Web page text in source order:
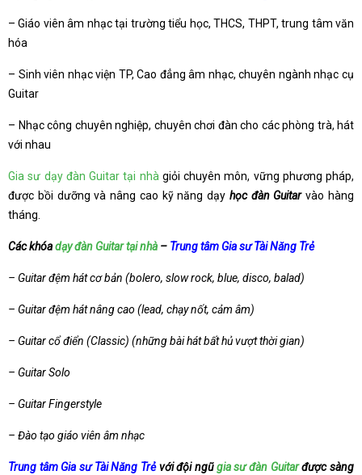
– Giáo viên âm nhạc tại trường tiểu học, THCS, THPT, trung tâm văn
hóa
– Sinh viên nhạc viện TP, Cao đẳng âm nhạc, chuyên ngành nhạc cụ
Guitar
– Nhạc công chuyên nghiệp, chuyên chơi đàn cho các phòng trà, hát
với nhau
Gia sư dạy đàn Guitar tại nhà giỏi chuyên môn, vững phương pháp,
được bồi dưỡng và nâng cao kỹ năng dạy học đàn Guitarvào hàng
tháng.
Các khóadạy đàn Guitar tại nhà – Trung tâm Gia sư Tài Năng Trẻ
– Guitar đệm hát cơ bản (bolero, slow rock, blue, disco, balad)
– Guitar đệm hát nâng cao (lead, chạy nốt, cảm âm)
– Guitar cổ điển (Classic) (những bài hát bất hủ vượt thời gian)
– Guitar Solo
– Guitar Fingerstyle
– Đào tạo giáo viên âm nhạc
Trung tâm Gia sư Tài Năng Trẻvới đội ngũgia sư đàn Guitarđược sàng